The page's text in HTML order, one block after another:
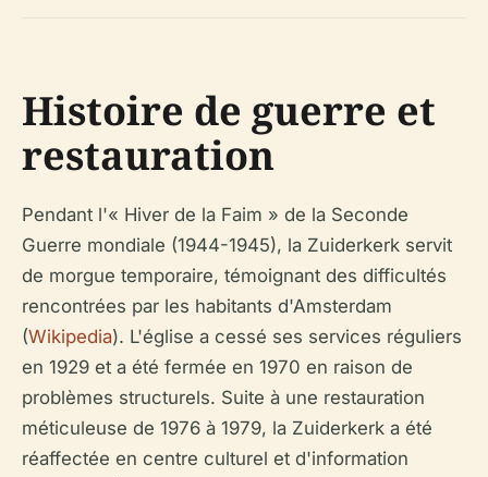
Histoire de guerre et
restauration
Pendant l'« Hiver de la Faim » de la Seconde
Guerre mondiale (1944-1945), la Zuiderkerk servit
de morgue temporaire, témoignant des difficultés
rencontrées par les habitants d'Amsterdam
(Wikipedia). L'église a cessé ses services réguliers
en 1929 et a été fermée en 1970 en raison de
problèmes structurels. Suite à une restauration
méticuleuse de 1976 à 1979, la Zuiderkerk a été
réaffectée en centre culturel et d'information